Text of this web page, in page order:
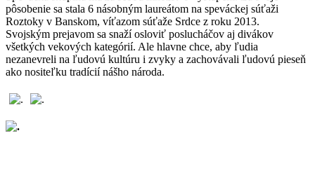
pôsobenie sa stala 6 násobným laureátom na speváckej súťaži
Roztoky v Banskom, víťazom súťaže Srdce z roku 2013.
Svojským prejavom sa snaží osloviť poslucháčov aj divákov
všetkých vekových kategórií. Ale hlavne chce, aby ľudia
nezanevreli na ľudovú kultúru i zvyky a zachovávali ľudovú pieseň
ako nositeľku tradícií nášho národa.